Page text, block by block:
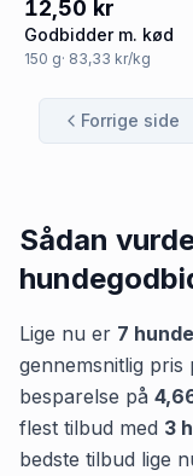
12,50 kr
Godbidder m. kød
150 g· 83,33 kr/kg
Forrige side
Sådan
Lige nu er 7
gennemsnitlig pris
besparelse på
flest tilbud med 3
bedste tilbud lige